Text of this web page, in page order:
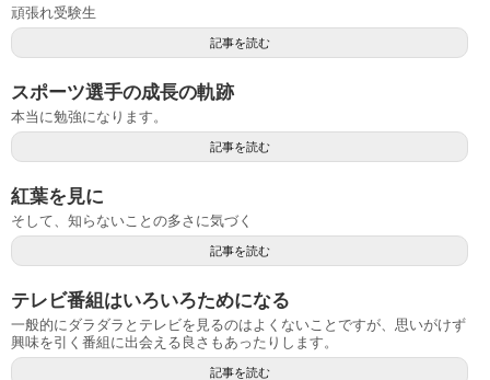
頑張れ受験生
記事を読む
スポーツ選手の成長の軌跡
本当に勉強になります。
記事を読む
紅葉を見に
そして、知らないことの多さに気づく
記事を読む
テレビ番組はいろいろためになる
一般的にダラダラとテレビを見るのはよくないことですが、思いがけず
興味を引く番組に出会える良さもあったりします。
記事を読む